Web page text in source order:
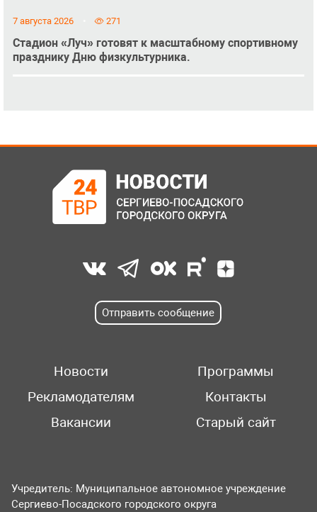
7 августа 2026 271
Стадион «Луч» готовят к масштабному спортивному
празднику Дню физкультурника.
Отправить сообщение
Новости
Программы
Рекламодателям
Контакты
Вакансии
Старый сайт
Учредитель: Муниципальное автономное учреждение
Сергиево-Посадского городского округа